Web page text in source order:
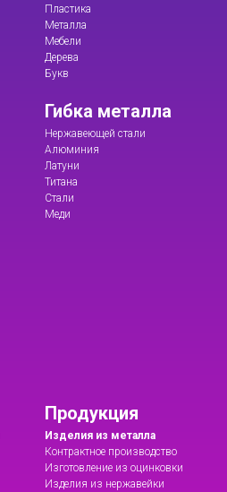
Пластика
Металла
Мебели
Дерева
Букв
Гибка металла
Нержавеющей стали
Алюминия
Латуни
Титана
Стали
Меди
Продукция
Изделия из металла
Контрактное производство
Изготовление из оцинковки
Изделия из нержавейки